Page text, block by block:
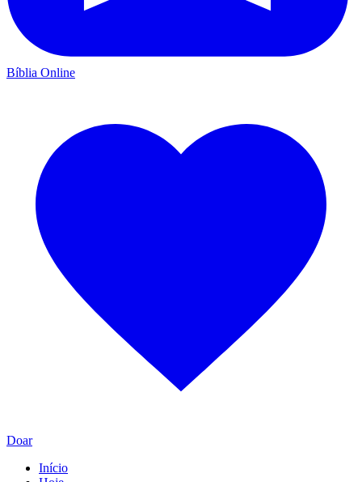
Bíblia Online
Doar
Início